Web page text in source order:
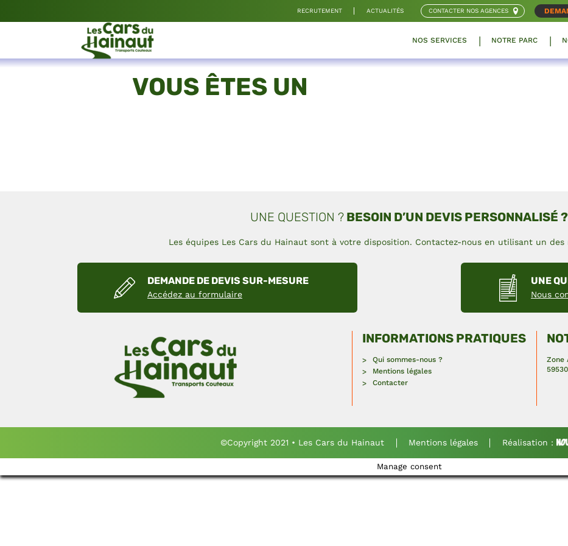
RECRUTEMENT ACTUALITÉS CONTACTER NOS AGENCES
NOS SERVICES NOTRE PARC
VOUS ÊTES UN
UNE QUESTION ? BESOIN D’UN DEVIS PERSONNALISÉ ?
Les équipes Les Cars du Hainaut sont à votre disposition. Contactez-nous en utilisant un des
DEMANDE DE DEVIS SUR-MESURE
Accédez au formulaire
UNE
Nous
INFORMATIONS PRATIQUES
Qui sommes-nous ?
Mentions légales
Contacter
Zone
©Copyright 2021 • Les Cars du Hainaut Mentions légales Réalisation :
Manage consent